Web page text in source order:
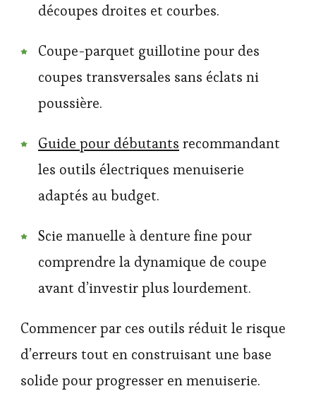
découpes droites et courbes.
Coupe-parquet guillotine pour des
coupes transversales sans éclats ni
poussière.
Guide pour débutants recommandant
les outils électriques menuiserie
adaptés au budget.
Scie manuelle à denture fine pour
comprendre la dynamique de coupe
avant d’investir plus lourdement.
Commencer par ces outils réduit le risque
d’erreurs tout en construisant une base
solide pour progresser en menuiserie.